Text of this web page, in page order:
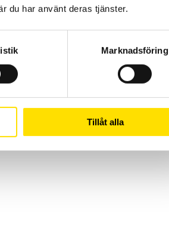
du har använt deras tjänster.
Marknadsföring
Tillåt alla